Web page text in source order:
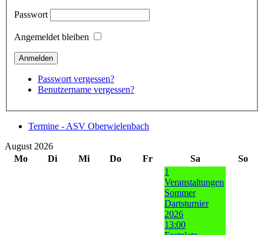
Passwort
Angemeldet bleiben
Passwort vergessen?
Benutzername vergessen?
Termine - ASV Oberwielenbach
August 2026
Mo
Di Mi Do Fr Sa
So
1
Veranstaltungen
Sommer
Dartsturnier
2026
13:00